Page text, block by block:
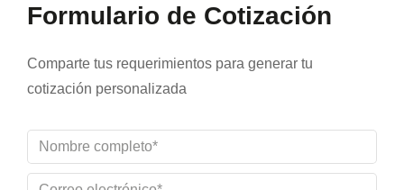
Formulario de Cotización
Comparte tus requerimientos para generar tu
cotización personalizada